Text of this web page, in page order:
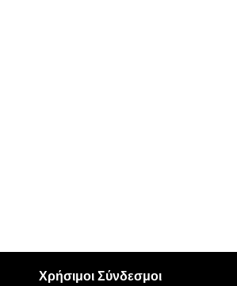
Χρήσιμοι Σύνδεσμοι